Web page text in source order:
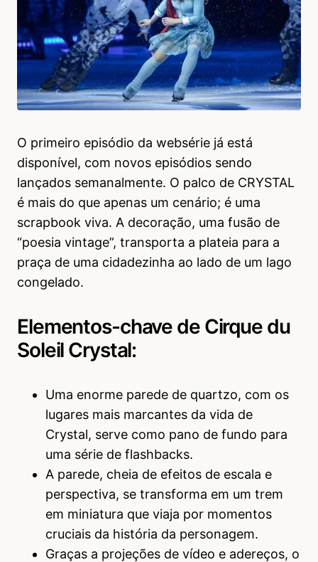
O primeiro episódio da websérie já está
disponível, com novos episódios sendo
lançados semanalmente. O palco de CRYSTAL
é mais do que apenas um cenário; é uma
scrapbook viva. A decoração, uma fusão de
“poesia vintage”, transporta a plateia para a
praça de uma cidadezinha ao lado de um lago
congelado.
Elementos-chave de Cirque du
Soleil Crystal:
Uma enorme parede de quartzo, com os
lugares mais marcantes da vida de
Crystal, serve como pano de fundo para
uma série de flashbacks.
A parede, cheia de efeitos de escala e
perspectiva, se transforma em um trem
em miniatura que viaja por momentos
cruciais da história da personagem.
Graças a projeções de vídeo e adereços, o